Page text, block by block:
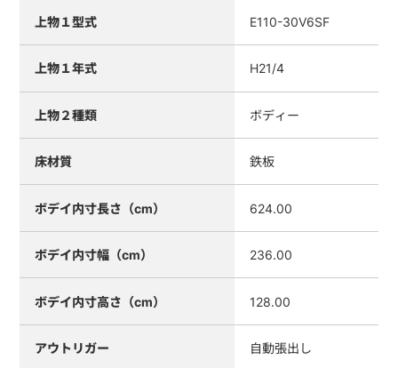
上物１型式 E110-30V6SF
上物１年式 H21/4
上物２種類 ボディー
床材質 鉄板
ボデイ内寸長さ（cm） 624.00
ボデイ内寸幅（cm） 236.00
ボデイ内寸高さ（cm） 128.00
アウトリガー 自動張出し